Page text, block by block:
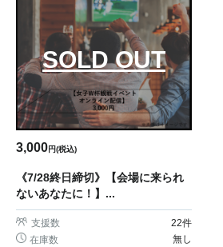
SOLD OUT
3,000円(税込)
《7/28終日締切》【会場に来られ
ないあなたに！】...
支援数 22件
在庫数
無し